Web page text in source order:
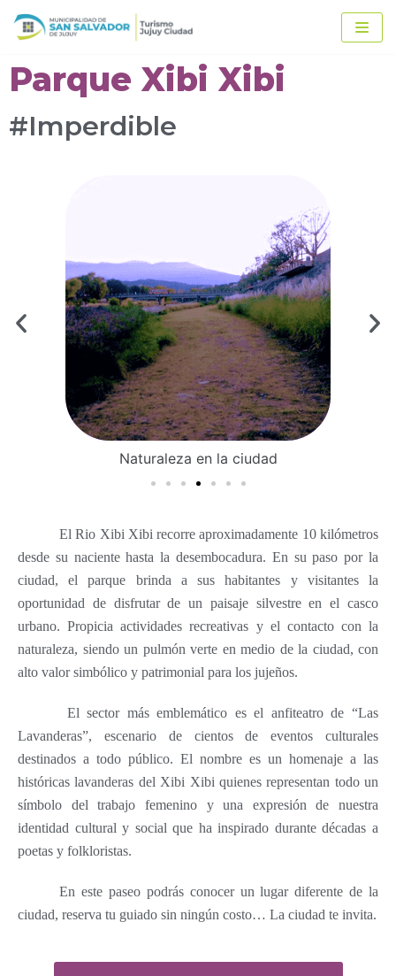
Ir
al
contenido
Parque Xibi Xibi
#Imperdible
Naturaleza en la ciudad
El Rio Xibi Xibi recorre aproximadamente 10 kilómetros
desde su naciente hasta la desembocadura. En su paso por la
ciudad, el parque brinda a sus habitantes y visitantes la
oportunidad de disfrutar de un paisaje silvestre en el casco
urbano.Propicia actividades recreativas y el contacto con la
naturaleza, siendo un pulmón verte en medio de la ciudad, con
alto valor simbólico y patrimonial para los jujeños.
El sector más emblemático es el anfiteatro de “Las
Lavanderas”, escenario de cientos de eventos culturales
destinados a todo público. El nombre es un homenaje a las
históricas lavanderas del Xibi Xibi quienes representan todo un
símbolo del trabajo femenino y una expresión de nuestra
identidad cultural y social que ha inspirado durante décadas a
poetas y folkloristas.
En este paseo podrás conocer un lugar diferente de la
ciudad, reserva tu guiado sin ningún costo… La ciudad te invita.